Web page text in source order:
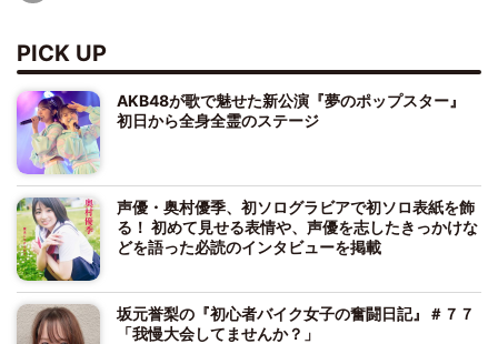
PICK UP
AKB48が歌で魅せた新公演『夢のポップスター』
初日から全身全霊のステージ
声優・奥村優季、初ソログラビアで初ソロ表紙を飾
る！ 初めて見せる表情や、声優を志したきっかけな
どを語った必読のインタビューを掲載
坂元誉梨の『初心者バイク女子の奮闘日記』＃７７
「我慢大会してませんか？」